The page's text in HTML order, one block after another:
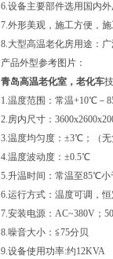
6.设备主要部件选用国内
7.外形美观，施工方便，
8.大型高温老化房用途：
产品外型参考图片：
青岛高温老化室，老化车
1.温度范围：常温+10℃－
2.房内尺寸：
3.温度均匀度：±3℃；（
4.温度波动度：±0.5℃
5.升温时间：常温至85℃小
6.运行方式：温度可调，
7.安装电源：AC~380V；
8.噪音大小：≦75分贝
9.设备使用功率:约12KVA